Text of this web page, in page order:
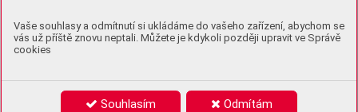
Vaše souhlasy a odmítnutí si ukládáme do vašeho zařízení, abychom se
vás už příště znovu neptali. Můžete je kdykoli později upravit ve Správě
cookies
Souhlasím Odmítám